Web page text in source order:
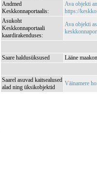
Andmed
Keskkonnaportaalis:
Ava objekti
https://
Asukoht
Keskkonnaportaali
kaardirakenduses:
Ava objekti
Saare haldusüksused Lääne
Saarel asuvad kaitsealused
alad ning üksikobjektid
Väinamere